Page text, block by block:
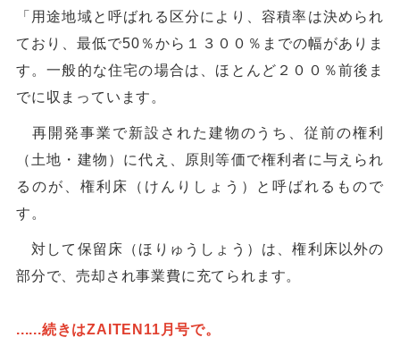
「用途地域と呼ばれる区分により、容積率は決められ
ており、最低で50％から１３００％までの幅がありま
す。一般的な住宅の場合は、ほとんど２００％前後ま
でに収まっています。
再開発事業で新設された建物のうち、従前の権利
（土地・建物）に代え、原則等価で権利者に与えられ
るのが、権利床（けんりしょう）と呼ばれるもので
す。
対して保留床（ほりゅうしょう）は、権利床以外の
部分で、売却され事業費に充てられます。
......続きはZAITEN11月号で。